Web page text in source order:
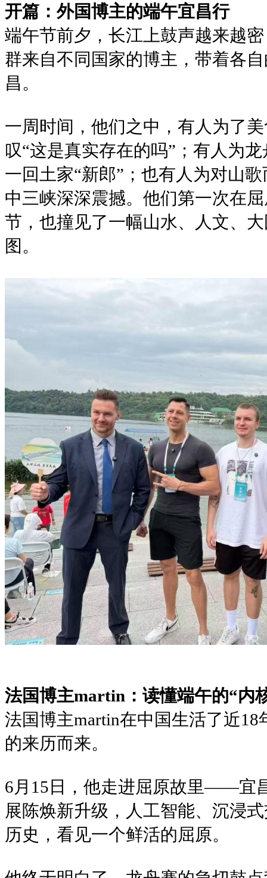
开篇：外国博主的端午宜昌行
端午节前夕，长江上鼓声越来越
群来自不同国家的博主，带着各
昌。
一周时间，他们之中，有人为了
叹“这是真实存在的吗”；有人为
一回土家“新郎”；也有人为对山
中三峡深深震撼。他们第一次在
节，也撞见了一幅山水、人文、
图。
法国博主martin：读懂端午的“内
法国博主martin在中国生活了近
的来历而来。
6月15日，他走进屈原故里——宜
展陈焕新升级，人工智能、沉浸
历史，看见一个鲜活的屈原。